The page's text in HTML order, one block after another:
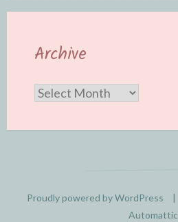
Archive
Archive
Proudly powered by WordPress |
Automattic